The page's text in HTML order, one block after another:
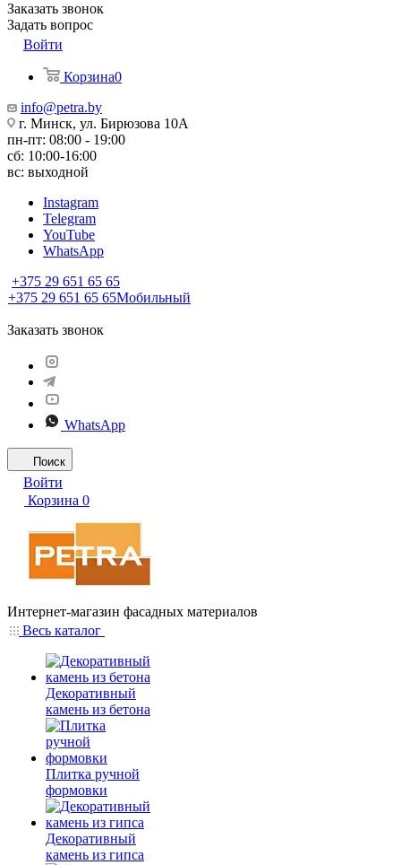
Заказать звонок
Задать вопрос
Войти
Корзина0
info@petra.by
г. Минск, ул. Бирюзова 10А
пн-пт: 08:00 - 19:00
сб: 10:00-16:00
вс: выходной
Instagram
Telegram
YouTube
WhatsApp
+375 29 651 65 65
+375 29 651 65 65Мобильный
Заказать звонок
WhatsApp
Поиск
Войти
Корзина 0
Интернет-магазин фасадных материалов
Весь каталог
Декоративный
камень из бетона
Плитка ручной
формовки
Декоративный
камень из гипса